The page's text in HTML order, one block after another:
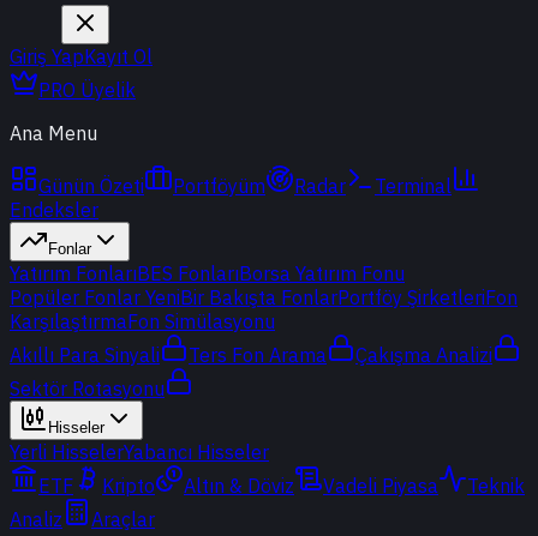
Giriş YapKayıt Ol
PRO Üyelik
Ana Menu
Günün Özeti Portföyüm Radar
Terminal
Endeksler
Fonlar
Yatırım FonlarıBES FonlarıBorsa Yatırım Fonu
Popüler Fonlar YeniBir Bakışta FonlarPortföy ŞirketleriFon
KarşılaştırmaFon Simülasyonu
Akıllı Para Sinyali
Ters Fon Arama
Çakışma Analizi
Sektör Rotasyonu
Hisseler
Yerli HisselerYabancı Hisseler
ETF
Kripto Altın & Döviz Vadeli Piyasa
Teknik
Analiz
Araçlar